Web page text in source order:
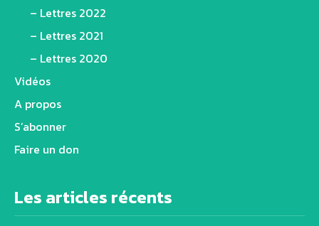
– Lettres 2022
– Lettres 2021
– Lettres 2020
Vidéos
A propos
S’abonner
Faire un don
Les articles récents